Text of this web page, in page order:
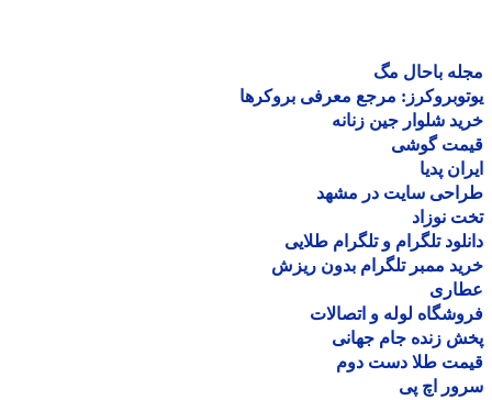
باحال مگ
مرجع معرفی بروکرها
شلوار جین زنانه
گوشی
پدیا
سایت در مشهد
نوزاد
تلگرام و تلگرام طلایی
ممبر تلگرام بدون ریزش
لوله و اتصالات
زنده جام جهانی
طلا دست دوم
اچ پی